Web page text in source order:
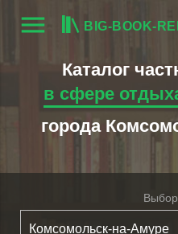
menu BIG-BOOK-
Каталог
в сфере
города